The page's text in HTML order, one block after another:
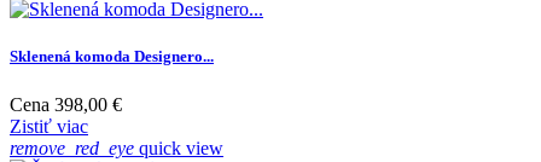
Sklenená komoda Designero...
Cena 398,00 €
Zistiť viac
remove_red_eye quick view